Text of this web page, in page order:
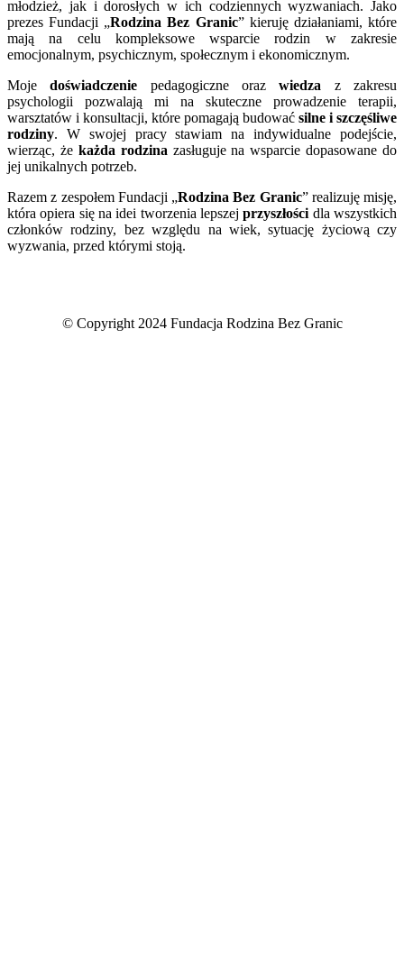
młodzież, jak i dorosłych w ich codziennych wyzwaniach. Jako
prezes Fundacji „Rodzina Bez Granic” kieruję działaniami, które
mają na celu kompleksowe wsparcie rodzin w zakresie
emocjonalnym, psychicznym, społecznym i ekonomicznym.
Mojedoświadczenie pedagogiczne orazwiedza
z zakresu
psychologii pozwalają mi na skuteczne prowadzenie terapii,
warsztatów i konsultacji, które pomagają budować silne i szczęśliwe
rodziny. W swojej pracy stawiam na indywidualne podejście,
wierząc, że każda rodzinazasługuje na wsparcie dopasowane do
jej unikalnych potrzeb.
Razem z zespołem Fundacji „Rodzina Bez Granic” realizuję misję,
która opiera się na idei tworzenia lepszejprzyszłości dla wszystkich
członków rodziny, bez względu na wiek, sytuację życiową czy
wyzwania, przed którymi stoją.
© Copyright 2024 Fundacja Rodzina Bez Granic